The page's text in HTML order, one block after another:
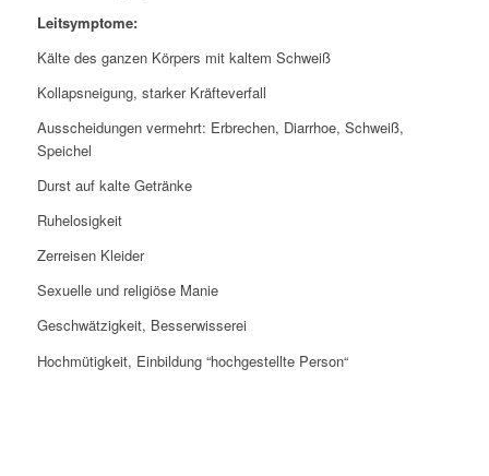
Leitsymptome:
Kälte des ganzen Körpers mit kaltem Schweiß
Kollapsneigung, starker Kräfteverfall
Ausscheidungen vermehrt: Erbrechen, Diarrhoe, Schweiß,
Speichel
Durst auf kalte Getränke
Ruhelosigkeit
Zerreisen Kleider
Sexuelle und religiöse Manie
Geschwätzigkeit, Besserwisserei
Hochmütigkeit, Einbildung “hochgestellte Person“